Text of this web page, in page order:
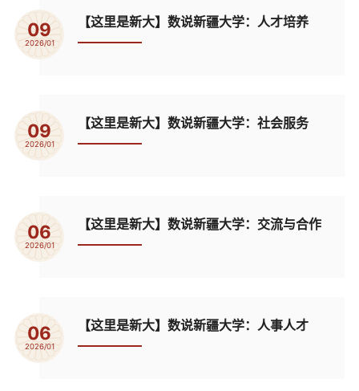
和衷心...
09
2026/01
【这里是新大】数说新疆大学：人才培养
09
2026/01
【这里是新大】数说新疆大学：社会服务
06
2026/01
【这里是新大】数说新疆大学：交流与合作
06
2026/01
【这里是新大】数说新疆大学：人事人才